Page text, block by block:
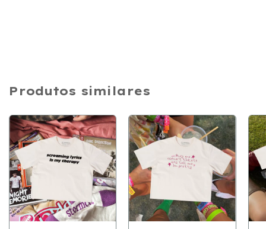
Produtos similares